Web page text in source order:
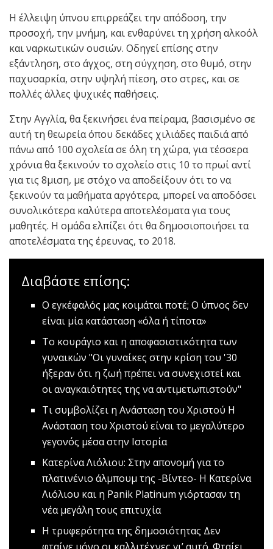
Η έλλειψη ύπνου επιρρεάζει την απόδοση, την
προσοχή, την μνήμη, και ενθαρύνει τη χρήση αλκοόλ
και ναρκωτικών ουσιών. Οδηγεί επίσης στην
εξάντληση, στο άγχος, στη σύγχηση, στο θυμό, στην
παχυσαρκία, στην υψηλή πίεση, στο στρες, και σε
πολλές άλλες ψυχικές παθήσεις.
Στην Αγγλία, θα ξεκινήσει ένα πείραμα, βασισμένο σε
αυτή τη θεωρεία όπου δεκάδες χιλιάδες παιδιά από
πάνω από 100 σχολεία σε όλη τη χώρα, για τέσσερα
χρόνια θα ξεκινούν το σχολείο στις 10 το πρωί αντί
για τις 8μιση, με στόχο να αποδείξουν ότι το να
ξεκινούν τα μαθήματα αργότερα, μπορεί να αποδόσει
συνολικότερα καλύτερα αποτελέσματα για τους
μαθητές. Η ομάδα ελπίζει ότι θα δημοσιοποιήσει τα
αποτελέσματα της έρευνας, το 2018.
Διαβάστε επίσης:
O εγκέφαλός μας κοιμάται ποτέ; Ο ύπνος δεν
είναι μία κατάσταση «όλα ή τίποτα»
Το κουράγιο και η αποφασιστικότητα των
γυναικών "Οι γυναίκες στην κρίση του '30
ήξεραν ότι η ζωή πρέπει να συνεχιστεί και
οι αναγκαιότητες της να αντιμετωπιστούν"
Τι συμβολίζει η Ανάσταση του Χριστού Η
Ανάσταση του Χριστού είναι το μεγαλύτερο
γεγονός μέσα στην Ιστορία
Κατερίνα Λιόλιου: Στην απονομή για το
πλατινένιο άλμπουμ της -Βίντεο- Η Κατερίνα
Λιόλιου και η Panik Platinum γιόρτασαν τη
νέα μεγάλη τους επιτυχία
Η τρυφερότητα της δημοσιότητας Δεν